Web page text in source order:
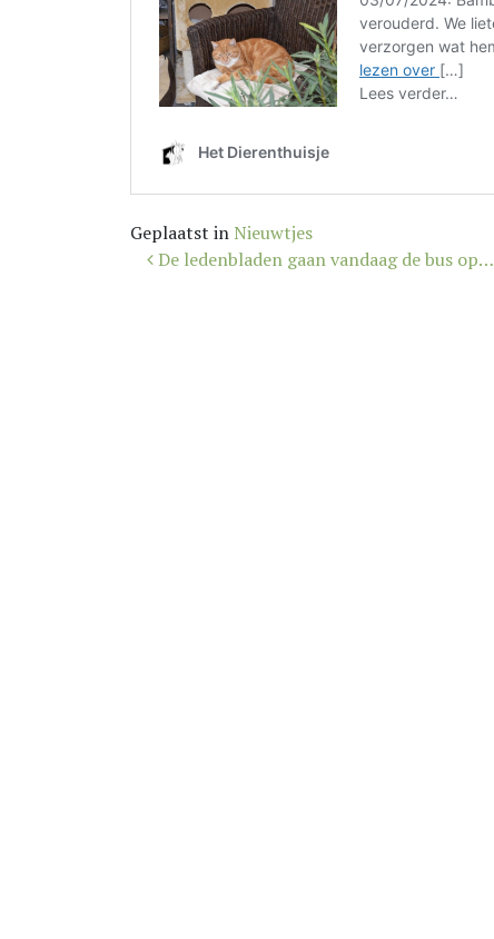
Geplaatst in Nieuwtjes
Bericht
De ledenbladen gaan vandaag de bus op…